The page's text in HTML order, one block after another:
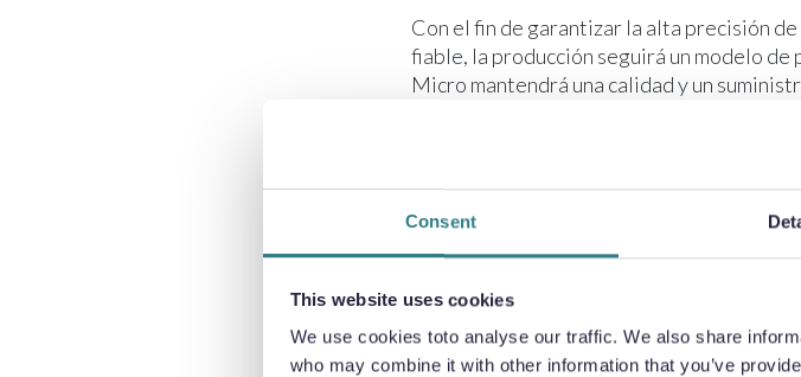
Consent
This website uses cookies
We use cookies toto analyse our traffic. We also share
who may combine it with other information that you’ve
Con el fin de garantizar la alta precisión
fiable, la producción seguirá un modelo
Micro mantendrá una calidad y un
Este logro supone un hito clave en el
las tecnologías sostenibles e
descarbonización de última generación.
creciente importancia del hidrógeno
fundamental que desempeñan las